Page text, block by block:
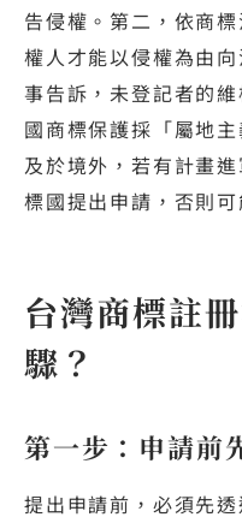
告侵權。第二，依商
權人才能以侵權為由
事告訴，未登記者的
國商標保護採「屬地
及於境外，若有計畫
標國提出申請，否則
台灣商標註
驟？
第一步：申請前
提出申請前，必須先